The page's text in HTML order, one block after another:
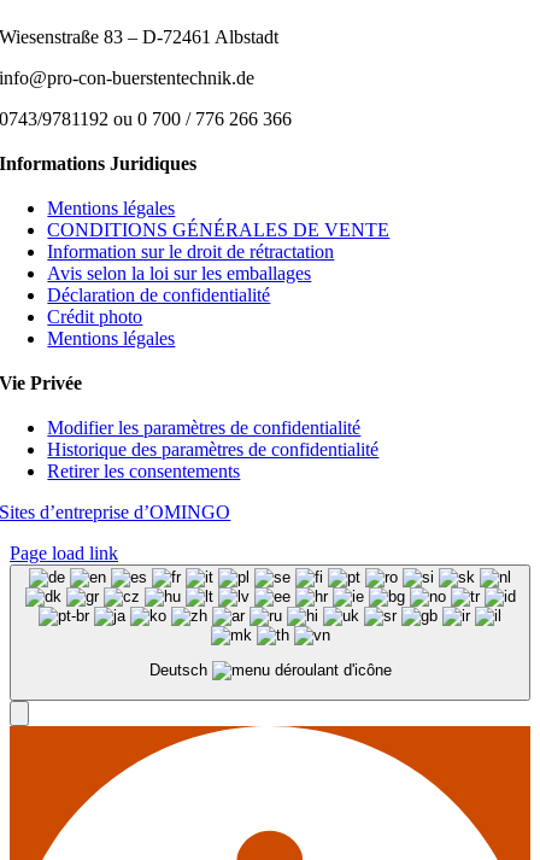
Wiesenstraße 83 – D-72461 Albstadt
info@pro-con-buerstentechnik.de
0743/9781192 ou 0 700 / 776 266 366
Informations Juridiques
Mentions légales
CONDITIONS GÉNÉRALES DE VENTE
Information sur le droit de rétractation
Avis selon la loi sur les emballages
Déclaration de confidentialité
Crédit photo
Mentions légales
Vie Privée
Modifier les paramètres de confidentialité
Historique des paramètres de confidentialité
Retirer les consentements
Sites d’entreprise d’OMINGO
Page load link
Deutsch